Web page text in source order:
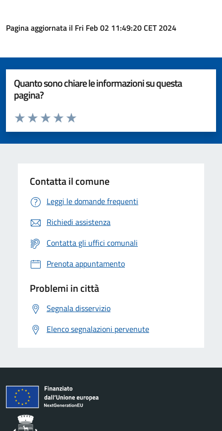
Pagina aggiornata il Fri Feb 02 11:49:20 CET 2024
Quanto sono chiare le informazioni su questa
pagina?
Valuta da 1 a 5 stelle la pagina
Valuta 5 stelle su 5
Valuta 4 stelle su 5
Valuta 3 stelle su 5
Valuta 2 stelle su 5
Valuta 1 stelle su 5
Contatta il comune
Leggi le domande frequenti
Richiedi assistenza
Contatta gli uffici comunali
Prenota appuntamento
Problemi in città
Segnala disservizio
Elenco segnalazioni pervenute